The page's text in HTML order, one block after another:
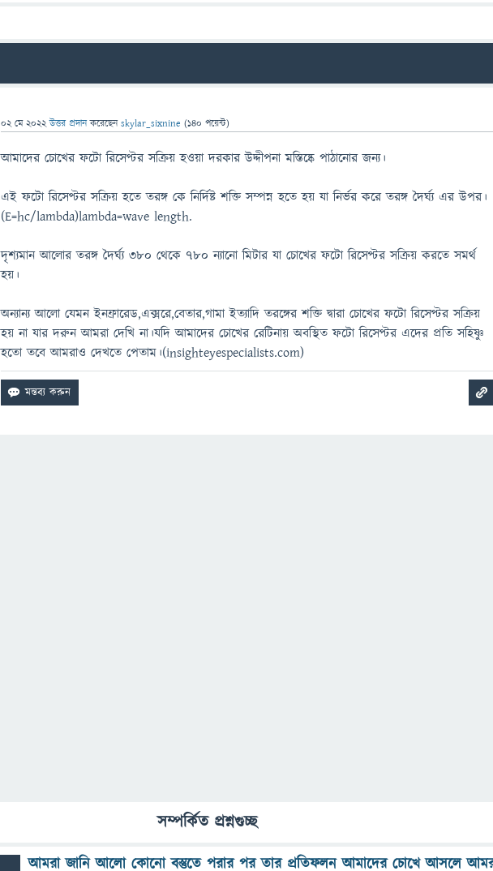
02 মে 2022 উত্তর প্রদান করেছেনskylar_sixnine (140 পয়েন্ট)
আমাদের চোখের ফটো রিসেপ্টর সক্রিয় হওয়া দরকার উদ্দীপনা মস্তিষ্কে পাঠানোর জন্য।
এই ফটো রিসেপ্টর সক্রিয় হতে তরঙ্গ কে নির্দিষ্ট শক্তি সম্পন্ন হতে হয় যা নির্ভর করে তরঙ্গ দৈর্ঘ্য এর উপর।
(E=hc/lambda)lambda=wave length.
দৃশ্যমান আলোর তরঙ্গ দৈর্ঘ্য ৩৮০ থেকে ৭৮০ ন্যানো মিটার যা চোখের ফটো রিসেপ্টর সক্রিয় করতে সমর্থ
হয়।
অন্যান্য আলো যেমন ইনফ্রারেড,এক্সরে,বেতার,গামা ইত্যাদি তরঙ্গের শক্তি দ্বারা চোখের ফটো রিসেপ্টর সক্রিয়
হয় না যার দরুন আমরা দেখি না।যদি আমাদের চোখের রেটিনায় অবস্থিত ফটো রিসেপ্টর এদের প্রতি সহিষ্ণু
হতো তবে আমরাও দেখতে পেতাম।(insighteyespecialists.com)
সম্পর্কিত প্রশ্নগুচ্ছ
আমরা জানি আলো কোনো বস্তুতে পরার পর তার প্রতিফলন আমাদের চোখে আসলে